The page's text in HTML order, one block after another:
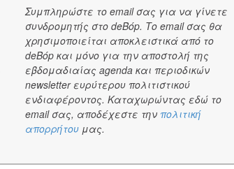
ΝΕΑ
Συμπληρώστε το email σας για να γίνετε
συνδρομητής στο deBόp. Το email σας θα
χρησιμοποιείται αποκλειστικά από το
deBόp και μόνο για την αποστολή της
εβδομαδιαίας agenda και περιοδικών
newsletter ευρύτερου πολιτιστικού
ενδιαφέροντος. Καταχωρώντας εδώ το
email σας, αποδέχεστε την πολιτική
απορρήτου μας.